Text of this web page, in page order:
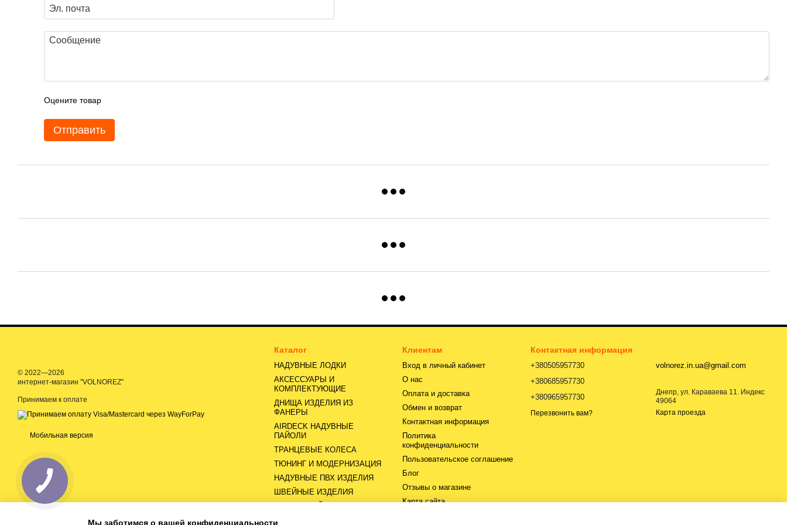
Оцените товар
Отправить
© 2022—2026
интернет-магазин "VOLNOREZ"
Принимаем к оплате
Мобильная версия
Каталог
НАДУВНЫЕ ЛОДКИ
АКСЕССУАРЫ И
КОМПЛЕКТУЮЩИЕ
ДНИЩА ИЗДЕЛИЯ ИЗ
ФАНЕРЫ
AIRDECK НАДУВНЫЕ
ПАЙОЛИ
ТРАНЦЕВЫЕ КОЛЕСА
ТЮНИНГ И МОДЕРНИЗАЦИЯ
НАДУВНЫЕ ПВХ ИЗДЕЛИЯ
ШВЕЙНЫЕ ИЗДЕЛИЯ
Клиентам
Вход в личный кабинет
О нас
Оплата и доставка
Обмен и возврат
Контактная информация
Политика
конфиденциальности
Пользовательское соглашение
Блог
Отзывы о магазине
Карта сайта
Контактная информация
+380505957730
+380685957730
+380965957730
Перезвонить вам?
volnorez.in.ua@gmail.com
Днепр, ул. Караваева 11. Индекс
49064
Карта проезда
Мы заботимся о вашей конфиденциальности